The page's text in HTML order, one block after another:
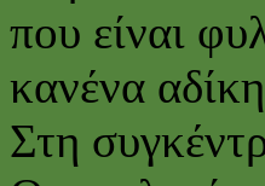
που είναι
κανένα
Στη